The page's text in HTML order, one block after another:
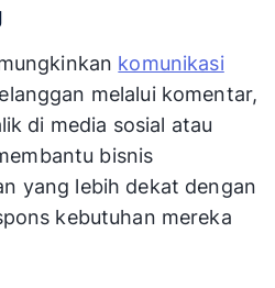
komunikasi
melalui komentar,
di media sosial atau
bisnis
yang lebih dekat dengan
kebutuhan mereka